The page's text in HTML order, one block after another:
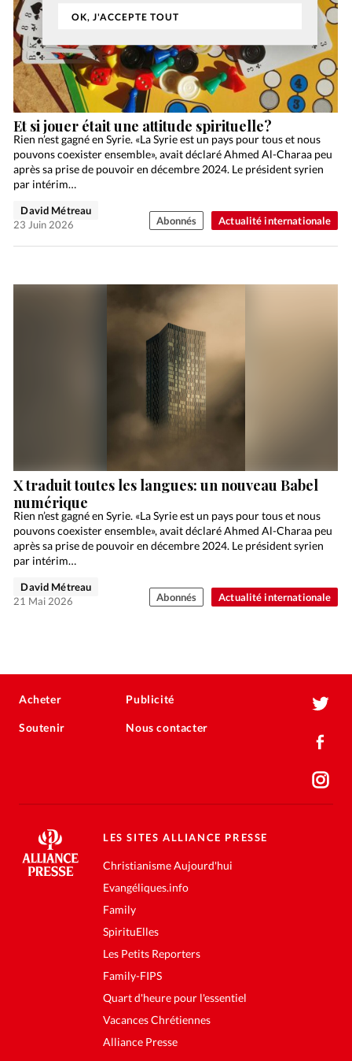
OK, J'ACCEPTE TOUT
Actualité internationale
Et si jouer était une attitude spirituelle?
Rien n’est gagné en Syrie. «La Syrie est un pays pour tous et nous
pouvons coexister ensemble», avait déclaré Ahmed Al-Charaa peu
après sa prise de pouvoir en décembre 2024. Le président syrien
par intérim…
David Métreau
23 Juin 2026
Abonnés
Actualité internationale
X traduit toutes les langues: un nouveau Babel
numérique
Rien n’est gagné en Syrie. «La Syrie est un pays pour tous et nous
pouvons coexister ensemble», avait déclaré Ahmed Al-Charaa peu
après sa prise de pouvoir en décembre 2024. Le président syrien
par intérim…
David Métreau
21 Mai 2026
Abonnés
Acheter
Soutenir
Publicité
Nous contacter
LES SITES ALLIANCE PRESSE
Christianisme Aujourd'hui
Evangéliques.info
Family
SpirituElles
Les Petits Reporters
Family-FIPS
Quart d'heure pour l'essentiel
Vacances Chrétiennes
Alliance Presse